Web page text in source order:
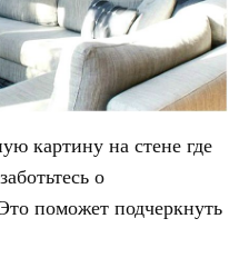
картину на стене где
о
поможет подчеркнуть